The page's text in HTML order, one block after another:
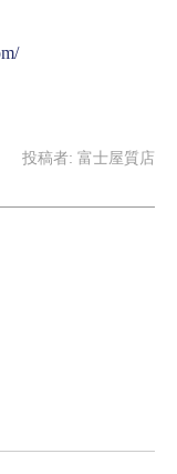
投稿者: 富士屋質店